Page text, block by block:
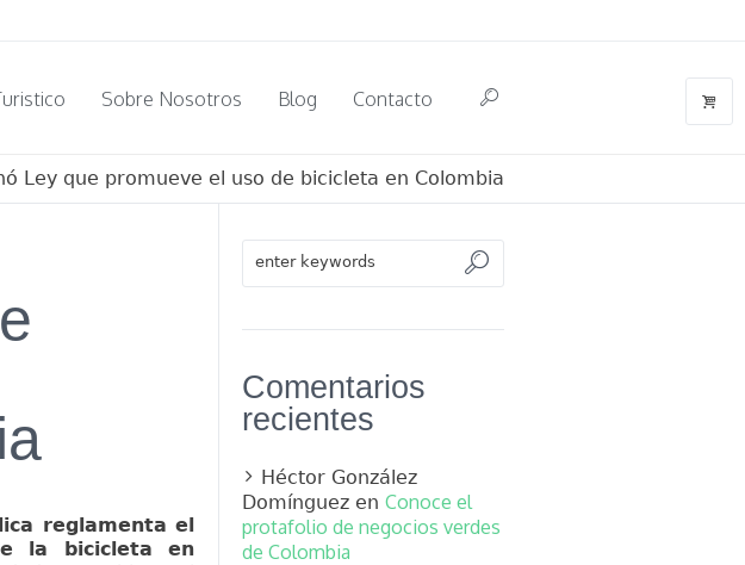
Sobre Nosotros Blog Contacto
Ley que promueve el uso de bicicleta en Colombia
reglamenta el
la bicicleta en
Comentarios
recientes
Héctor González
Domínguez enConoce el
protafolio de negocios verdes
de Colombia